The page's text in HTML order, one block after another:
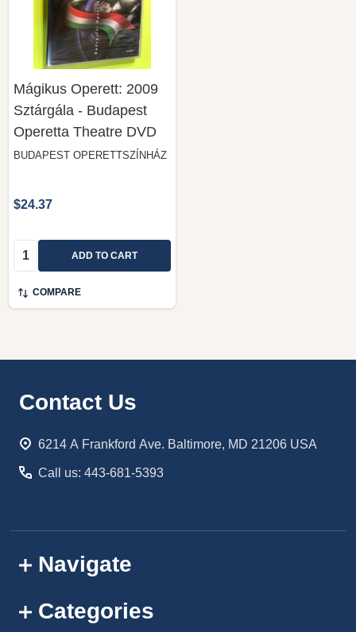
Mágikus Operett: 2009
Sztárgála - Budapest
Operetta Theatre DVD
BUDAPEST OPERETTSZÍNHÁZ
$24.37
Quantity: ADD TO CART
COMPARE
Footer
Contact Us
6214 A Frankford Ave. Baltimore, MD 21206 USA
Call us: 443-681-5393
Navigate
Categories